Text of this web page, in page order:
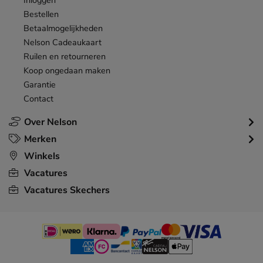
Over Nelson
Bestellen
Betaalmogelijkheden
Nelson Cadeaukaart
Ruilen en retourneren
Koop ongedaan maken
Garantie
Contact
Merken
Winkels
Vacatures
Vacatures Skechers